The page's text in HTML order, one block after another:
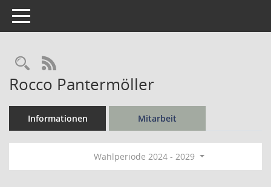
Toggle navigation
Rechercheauswahl
RSS-Feed
Rocco Pantermöller
Informationen Mitarbeit
Wahlperiode 2024 - 2029